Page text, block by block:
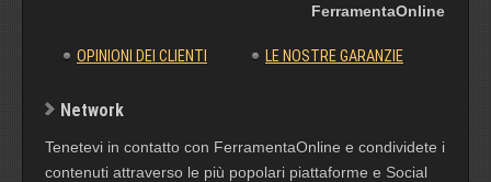
FerramentaOnline
OPINIONI DEI CLIENTI LE NOSTRE GARANZIE
Network
Tenetevi in contatto con FerramentaOnline e condividete i
contenuti attraverso le più popolari piattaforme e Social